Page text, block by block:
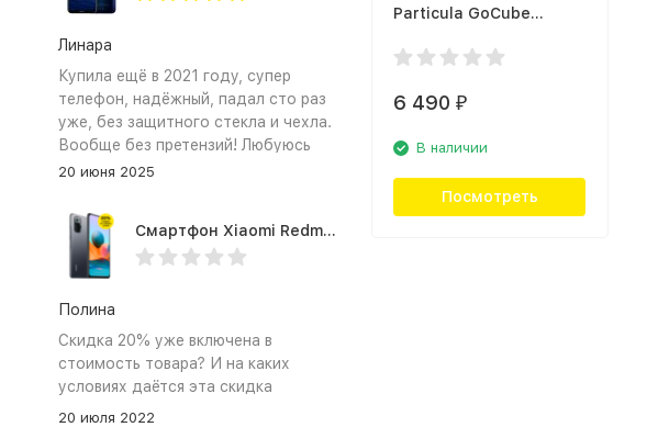
Particula GoCube
6 490 ₽
В наличии
Посмотреть
Линара
Купила ещё в 2021 году, супер
телефон, надёжный, падал сто раз
уже, без защитного стекла и чехла.
Вообще без претензий! Любуюсь
,радуюсь, и горжусь своим
20 июня 2025
Смартфон Xiaomi Redmi Note 10 Pro 8/128Gb Grey
Полина
Скидка 20% уже включена в
стоимость товара? И на каких
условиях даётся эта скидка
20 июля 2022